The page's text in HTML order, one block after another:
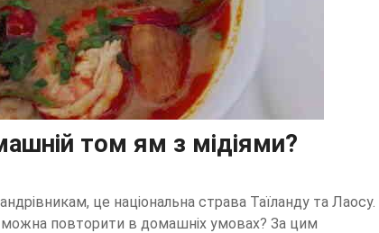
том ям з мідіями?
це національна страва Таїланду та Лаосу.
повторити в домашніх умовах? За цим